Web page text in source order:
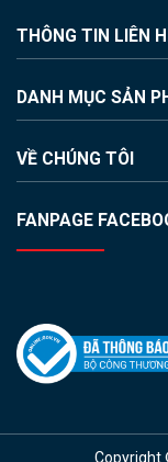
THÔNG TIN LIÊN
DANH MỤC SẢN
VỀ CHÚNG TÔI
FANPAGE
Copyright